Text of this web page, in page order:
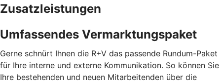
Zusatzleistungen
Umfassendes Vermarktungspaket
Gerne schnürt Ihnen die R+V das passende Rundum-Paket
für Ihre interne und externe Kommunikation. So können Sie
Ihre bestehenden und neuen Mitarbeitenden über die